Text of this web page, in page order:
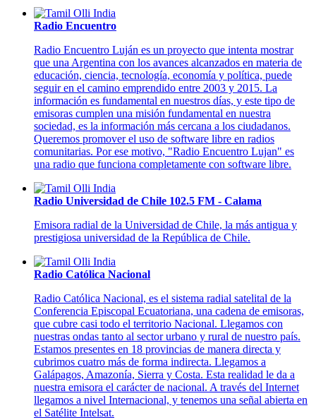
Radio Encuentro
Radio Encuentro Luján es un proyecto que intenta mostrar
que una Argentina con los avances alcanzados en materia de
educación, ciencia, tecnología, economía y política, puede
seguir en el camino emprendido entre 2003 y 2015. La
información es fundamental en nuestros días, y este tipo de
emisoras cumplen una misión fundamental en nuestra
sociedad, es la información más cercana a los ciudadanos.
Queremos promover el uso de software libre en radios
comunitarias. Por ese motivo, "Radio Encuentro Lujan" es
una radio que funciona completamente con software libre.
Radio Universidad de Chile 102.5 FM - Calama
Emisora radial de la Universidad de Chile, la más antigua y
prestigiosa universidad de la República de Chile.
Radio Católica Nacional
Radio Católica Nacional, es el sistema radial satelital de la
Conferencia Episcopal Ecuatoriana, una cadena de emisoras,
que cubre casi todo el territorio Nacional. Llegamos con
nuestras ondas tanto al sector urbano y rural de nuestro país.
Estamos presentes en 18 provincias de manera directa y
cubrimos cuatro más de forma indirecta. Llegamos a
Galápagos, Amazonía, Sierra y Costa. Esta realidad le da a
nuestra emisora el carácter de nacional. A través del Internet
llegamos a nivel Internacional, y tenemos una señal abierta en
el Satélite Intelsat.